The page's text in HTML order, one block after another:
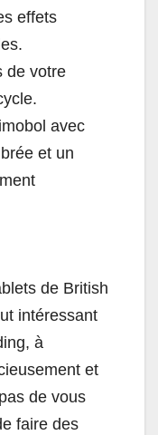
effets
de votre
avec
et un
de British
intéressant
à
et
de vous
faire des